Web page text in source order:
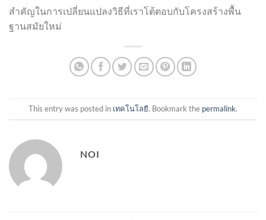
สำคัญในการเปลี่ยนแปลงวิธีที่เราโต้ตอบกับโครงสร้างพื้น
ฐานสมัยใหม่
This entry was posted in เทคโนโลยี. Bookmark the permalink.
NOI